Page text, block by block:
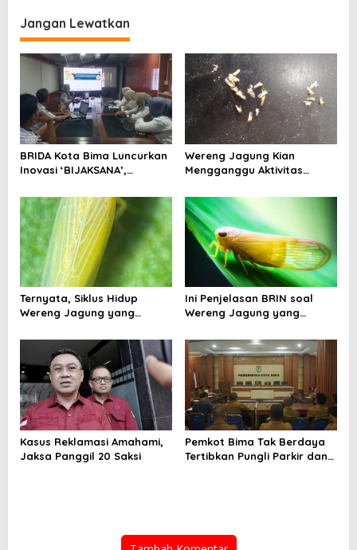
g
a
i
p
o
s
Jangan Lewatkan
BRIDA Kota Bima Luncurkan
Inovasi ‘BIJAKSANA’,
Berbasis Stakeholder
Analisis
Wereng Jagung Kian
Mengganggu Aktivitas
Miliki Solusi?
Ternyata, Siklus Hidup
Wereng Jagung yang
Bertahan Hingga 30 Hari
Ini Penjelasan BRIN soal
Wereng Jagung yang
Kasus Reklamasi Amahami,
Jaksa Panggil 20 Saksi
Pemkot Bima Tak Berdaya
Tertibkan Pungli Parkir dan